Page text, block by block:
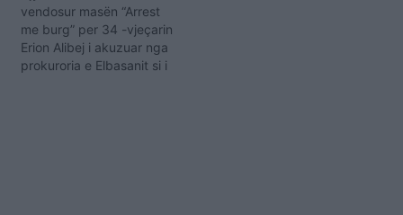
vendosur masën “Arrest
me burg” per 34 -vjeçarin
Erion Alibej i akuzuar nga
prokuroria e Elbasanit si i